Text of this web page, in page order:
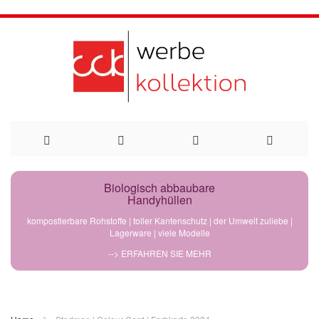
Direkt
Biologisch abbaubare
Handyhüllen
kompostierbare Rohstoffe | toller Kantenschutz | der Umwelt zuliebe |
Lagerware | viele Modelle
--> ERFAHREN SIE MEHR